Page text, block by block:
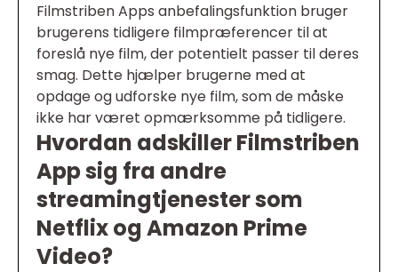
Filmstriben Apps anbefalingsfunktion bruger
brugerens tidligere filmpræferencer til at
foreslå nye film, der potentielt passer til deres
smag. Dette hjælper brugerne med at
opdage og udforske nye film, som de måske
ikke har været opmærksomme på tidligere.
Hvordan adskiller Filmstriben
App sig fra andre
streamingtjenester som
Netflix og Amazon Prime
Video?